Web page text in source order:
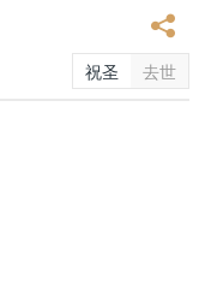
祝圣 去世